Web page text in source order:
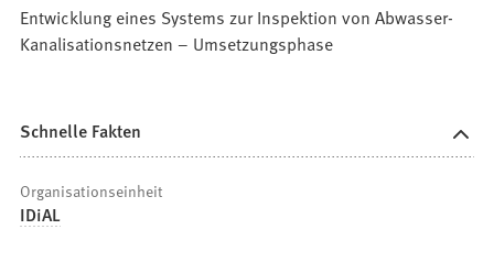
Entwicklung eines Systems zur Inspektion von Abwasser-
Kanalisationsnetzen – Umsetzungsphase
Schnelle Fakten
Organisationseinheit
IDiAL